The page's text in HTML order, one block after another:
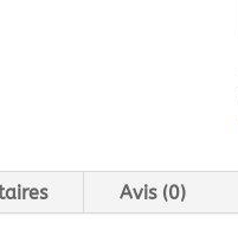
Avis (0)